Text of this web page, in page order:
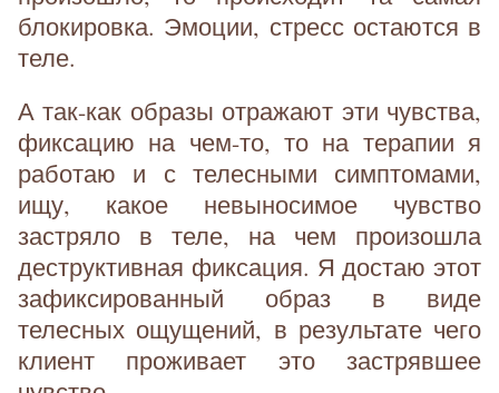
блокировка. Эмоции, стресс остаются в
теле.
А так-как образы отражают эти чувства,
фиксацию на чем-то, то на терапии я
работаю и с телесными симптомами,
ищу, какое невыносимое чувство
застряло в теле, на чем произошла
деструктивная фиксация. Я достаю этот
зафиксированный образ в виде
телесных ощущений, в результате чего
клиент проживает это застрявшее